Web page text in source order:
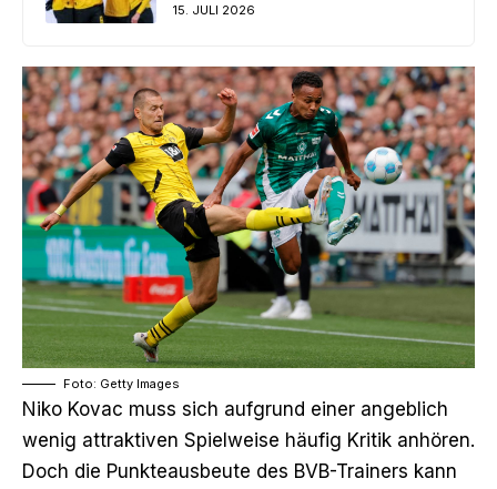
15. JULI 2026
Foto: Getty Images
Niko Kovac muss sich aufgrund einer angeblich
wenig attraktiven Spielweise häufig Kritik anhören.
Doch die Punkteausbeute des BVB-Trainers kann